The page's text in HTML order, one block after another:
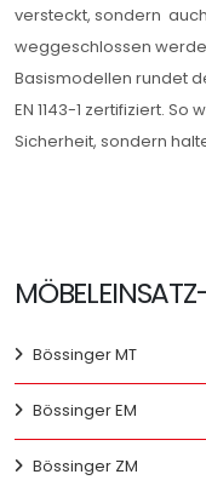
Bössinger MT
Bössinger EM
Bössinger ZM
versteckt, sondern
weggeschlossen
Basismodellen rundet
EN 1143-1 zertifiziert.
Sicherheit, sondern